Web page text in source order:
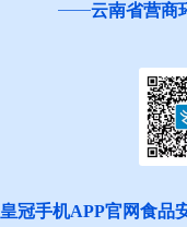
云南省营商
皇冠手机APP官网食品